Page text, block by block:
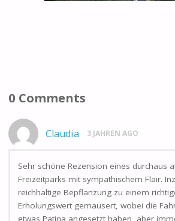
0 Comments
Claudia 3 JAHREN AGO
Sehr schöne Rezension eines durchaus
Freizeitparks mit sympathischem Flair.
reichhaltige Bepflanzung zu einem
Erholungswert gemausert, wobei die
etwas Patina angesetzt haben, aber